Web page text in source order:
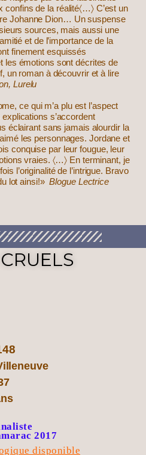
de la réalité〈…〉 C’est un
Johanne Dion… Un suspense
sources, mais aussi une
et de l’importance de la
finement esquissés
les émotions sont décrites de
un roman à découvrir et à lire
Lurelu
ce qui m’a plu est l’aspect
explications s’accordent
éclairant sans jamais alourdir la
aimé les personnages. Jordane et
conquise par leur fougue, leur
vraies. 〈…〉 En terminant, je
l’originalité de l’intrigue. Bravo
lot ainsi!»Blogue Lectrice
2017
disponible